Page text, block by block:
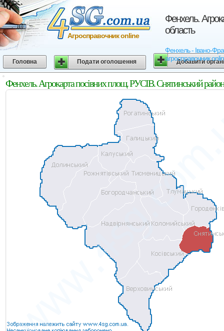
Фенхель.
область
Фенхель - Івано-
агросправочник
Агросправочник online
Головна Подати оголошення Добавити
Фенхель. Агрокарта посівних площ. РУСІВ. Снятинський